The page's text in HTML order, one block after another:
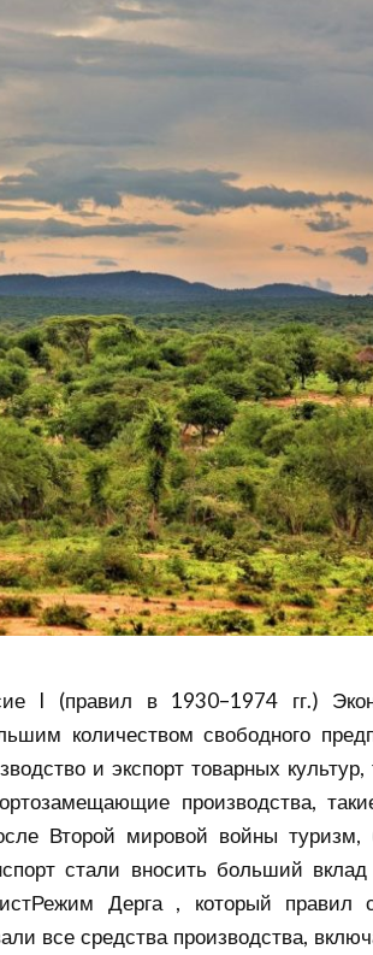
I (правил в 1930–1974 гг.)
количеством свободного
и экспорт товарных культур,
производства,
Второй мировой войны туризм,
стали вносить больший
Дерга , который
все средства производства,